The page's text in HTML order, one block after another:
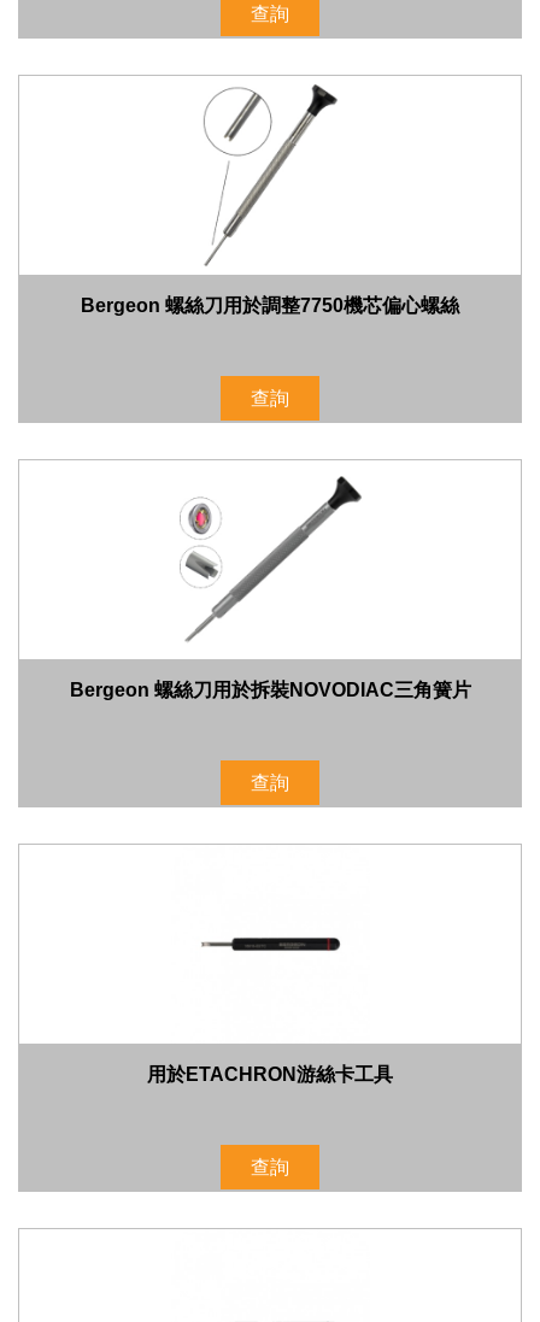
查詢
Bergeon 螺絲刀用於調整7750機芯偏心螺絲
查詢
Bergeon 螺絲刀用於拆裝NOVODIAC三角簧片
查詢
用於ETACHRON游絲卡工具
查詢